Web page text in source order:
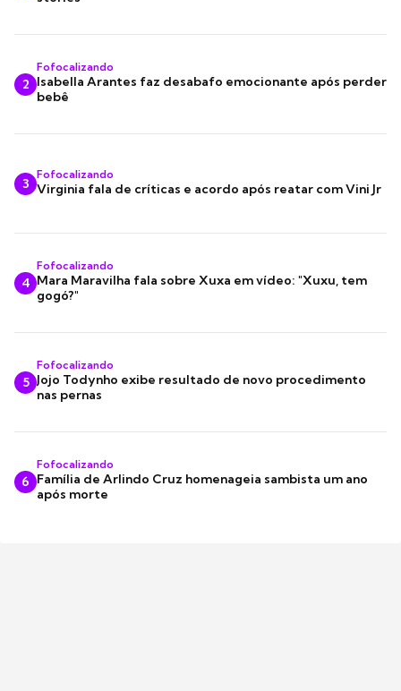
2
Fofocalizando
Isabella Arantes faz desabafo emocionante após perder
bebê
3
Fofocalizando
Virginia fala de críticas e acordo após reatar com Vini Jr
4
Fofocalizando
Mara Maravilha fala sobre Xuxa em vídeo: "Xuxu, tem
gogó?"
5
Fofocalizando
Jojo Todynho exibe resultado de novo procedimento
nas pernas
6
Fofocalizando
Família de Arlindo Cruz homenageia sambista um ano
após morte